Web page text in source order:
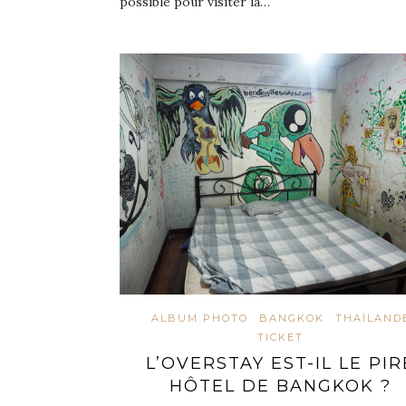
ALBUM PHOTO BANGKOK
TICKET
L’OVERSTAY EST-IL LE
HÔTEL DE BANGKOK ?